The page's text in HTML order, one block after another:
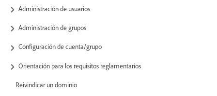
Administración de usuarios
Administración de grupos
Configuración de cuenta/grupo
Orientación para los requisitos reglamentarios
Reivindicar un dominio